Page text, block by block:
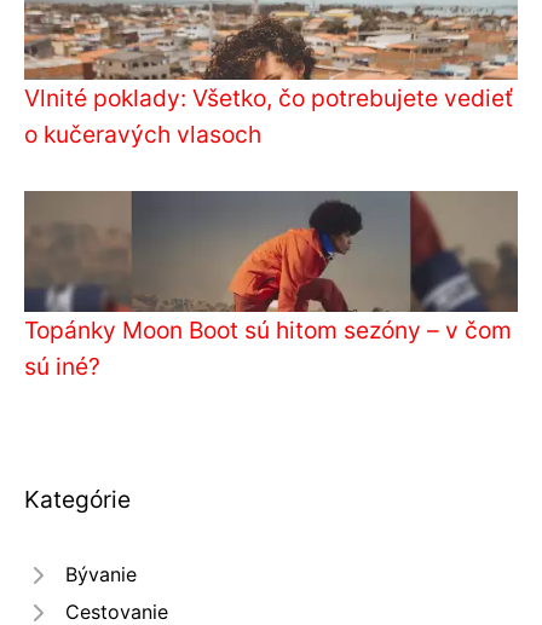
Vlnité poklady: Všetko, čo potrebujete vedieť
o kučeravých vlasoch
Topánky Moon Boot sú hitom sezóny – v čom
sú iné?
Kategórie
Bývanie
Cestovanie